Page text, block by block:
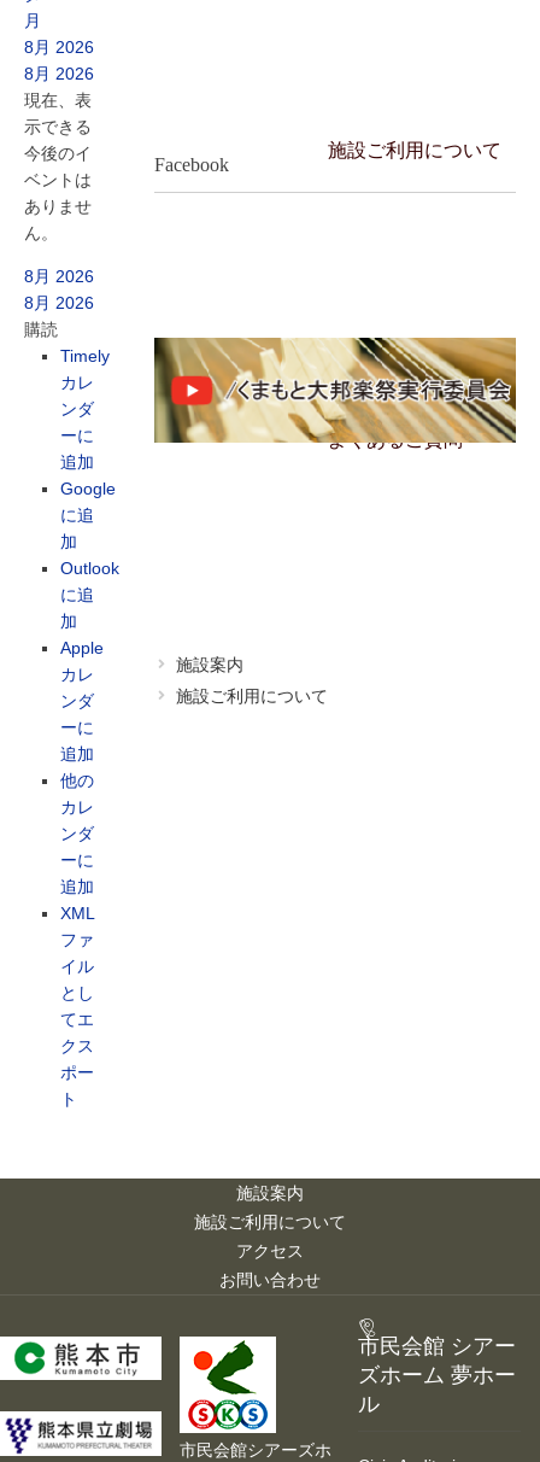
施設ご利用について
アクセス
よくあるご質問
月
8月 2026
8月 2026
現在、表
示できる
今後のイ
ベントは
ありませ
ん。
8月 2026
8月 2026
購読
Timely
カレ
ンダ
ーに
追加
Google
に追
加
Outlook
に追
加
Apple
カレ
ンダ
ーに
追加
他の
カレ
ンダ
ーに
追加
XML
ファ
イル
とし
てエ
クス
ポー
ト
Facebook
施設案内
施設ご利用について
施設案内
施設ご利用について
アクセス
お問い合わせ
市民会館シアーズホ
市民会館 シアー
ズホーム 夢ホー
ル